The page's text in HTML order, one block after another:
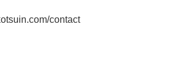
contact